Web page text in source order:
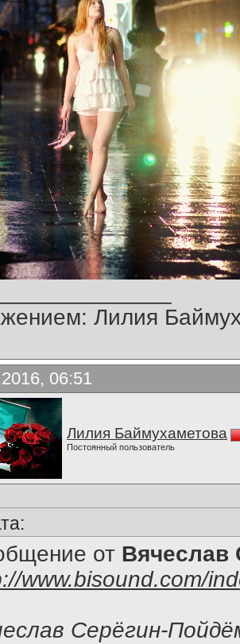
Лилия
06:51
Лилия Баймухаметова
Постоянный пользователь
от Вячеслав
www.bisound.com/
Серёгин-